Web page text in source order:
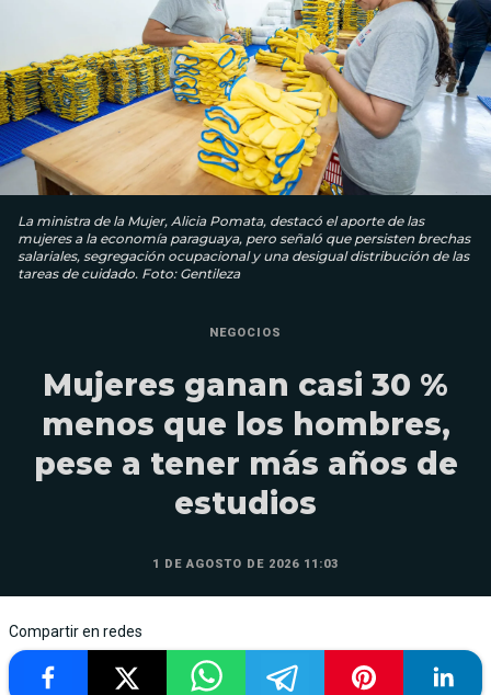
La ministra de la Mujer, Alicia Pomata, destacó el aporte de las
mujeres a la economía paraguaya, pero señaló que persisten brechas
salariales, segregación ocupacional y una desigual distribución de las
tareas de cuidado. Foto: Gentileza
NEGOCIOS
Mujeres ganan casi 30 %
menos que los hombres,
pese a tener más años de
estudios
1 DE AGOSTO DE 2026 11:03
Compartir en redes